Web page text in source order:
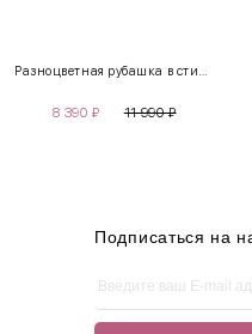
Разноцветная рубашка в стиле «пэчворк»
8 390 ₽ 11 990₽
S 42-44
42-50
Подписаться на